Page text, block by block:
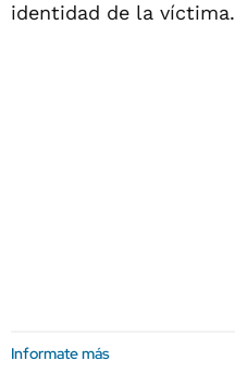
identidad de la víctima.
Informate más